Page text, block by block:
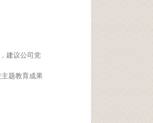
建议公司党
题教育成果